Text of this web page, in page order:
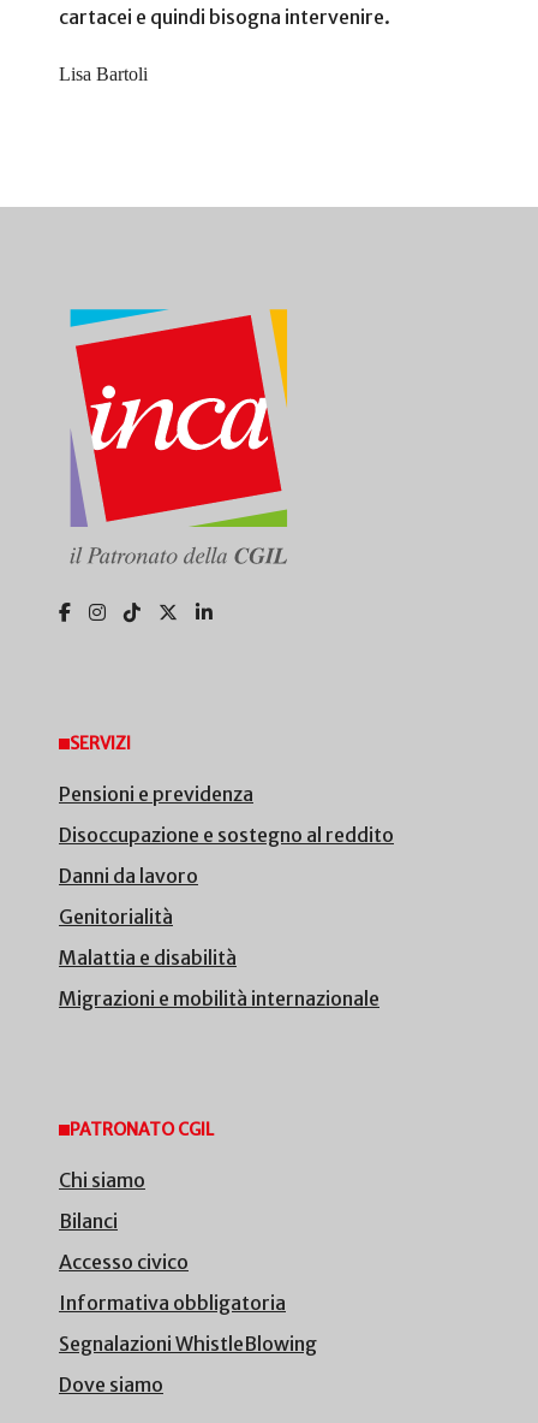
cartacei e quindi bisogna intervenire.
Lisa Bartoli
SERVIZI
Pensioni e previdenza
Disoccupazione e sostegno al reddito
Danni da lavoro
Genitorialità
Malattia e disabilità
Migrazioni e mobilità internazionale
PATRONATO CGIL
Chi siamo
Bilanci
Accesso civico
Informativa obbligatoria
Segnalazioni WhistleBlowing
Dove siamo